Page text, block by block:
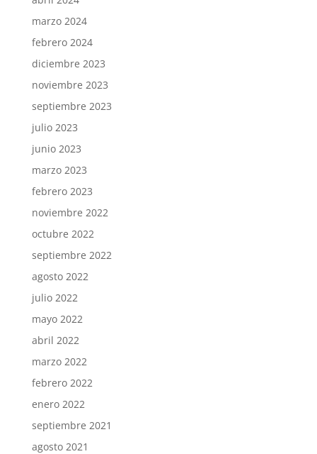
marzo 2024
febrero 2024
diciembre 2023
noviembre 2023
septiembre 2023
julio 2023
junio 2023
marzo 2023
febrero 2023
noviembre 2022
octubre 2022
septiembre 2022
agosto 2022
julio 2022
mayo 2022
abril 2022
marzo 2022
febrero 2022
enero 2022
septiembre 2021
agosto 2021